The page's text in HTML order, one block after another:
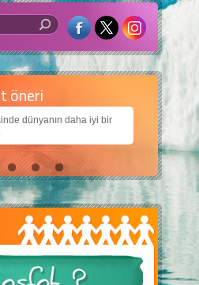
için yapay zekâ
bir dünya bırakabilmek için